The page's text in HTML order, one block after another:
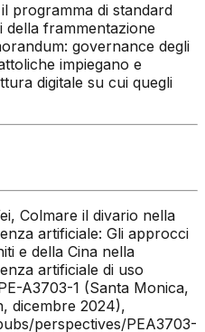
programma di standard
della frammentazione
governance degli
impiegano e
digitale su cui quegli
Colmare il divario nella
artificiale: Gli approcci
e della Cina nella
artificiale di uso
A3703-1 (Santa Monica,
dicembre 2024),
perspectives/PEA3703-